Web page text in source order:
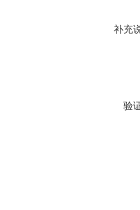
补充
验